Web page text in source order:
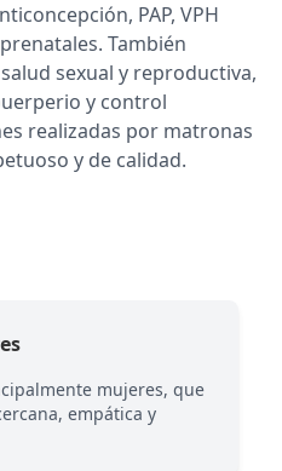
PAP, VPH
También
sexual y reproductiva,
y control
realizadas por matronas
y de calidad.
mujeres, que
empática y